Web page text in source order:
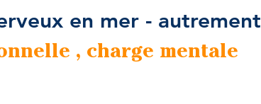
en mer - autrement
, charge mentale